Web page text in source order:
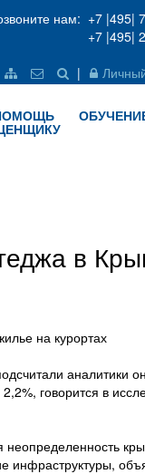
нам: +7 |495|
+7 |495| 223-
|
в
на курортах
аналитики
говорится в
неопределенность
инфраструктуры,